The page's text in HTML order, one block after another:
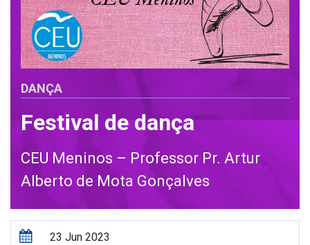
DANÇA
Festival de dança
CEU Meninos – Professor Pr. Artur
Alberto de Mota Gonçalves
23 Jun 2023